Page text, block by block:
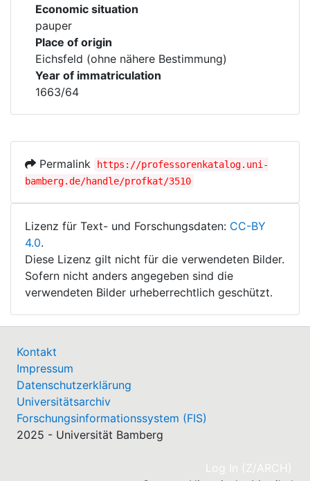
Economic situation
pauper
Place of origin
Eichsfeld (ohne nähere Bestimmung)
Year of immatriculation
1663/64
Permalink
https://professorenkatalog.uni-
bamberg.de/handle/profkat/3510
Lizenz für Text- und Forschungsdaten: CC-BY
4.0.
Diese Lizenz gilt nicht für die verwendeten Bilder.
Sofern nicht anders angegeben sind die
verwendeten Bilder urheberrechtlich geschützt.
Kontakt
Impressum
Datenschutzerklärung
Universitätsarchiv
Forschungsinformationssystem (FIS)
2025 - Universität Bamberg
Log In (Z/ARCH)